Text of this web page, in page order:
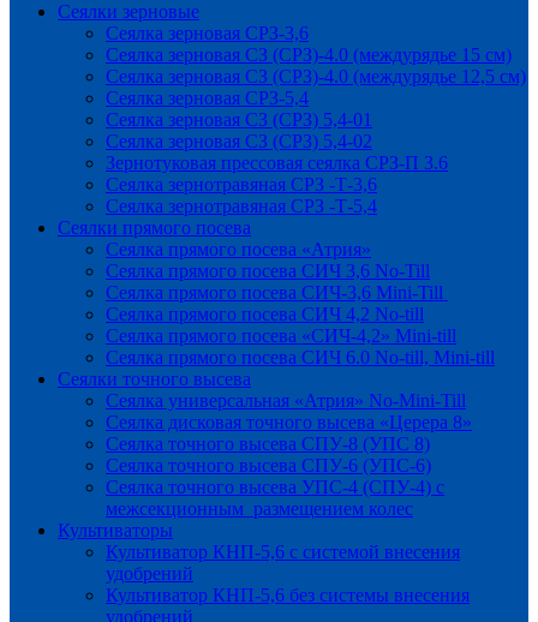
Сеялки зерновые
Сеялка зерновая СРЗ-3,6
Сеялка зерновая СЗ (СРЗ)-4.0 (междурядье 15 см)
Сеялка зерновая СЗ (СРЗ)-4.0 (междурядье 12,5 см)
Сеялка зерновая СРЗ-5,4
Сеялка зерновая СЗ (СРЗ) 5,4-01
Сеялка зерновая СЗ (СРЗ) 5,4-02
Зернотуковая прессовая сеялка СРЗ-П 3.6
Сеялка зернотравяная СРЗ -Т-3,6
Сеялка зернотравяная СРЗ -Т-5,4
Сеялки прямого посева
Сеялка прямого посева «Атрия»
Сеялка прямого посева СИЧ 3,6 No-Till
Сеялка прямого посева СИЧ-3,6 Mini-Till
Сеялка прямого посева СИЧ 4,2 No-till
Сеялка прямого посева «СИЧ-4,2» Mini-till
Сеялка прямого посева СИЧ 6.0 No-till, Mini-till
Сеялки точного высева
Сеялка универсальная «Атрия» No-Mini-Till
Сеялка дисковая точного высева «Церера 8»
Сеялка точного высева СПУ-8 (УПС 8)
Сеялка точного высева СПУ-6 (УПС-6)
Сеялка точного высева УПС-4 (СПУ-4) с
межсекционным размещением колес
Культиваторы
Культиватор КНП-5,6 с системой внесения
удобрений
Культиватор КНП-5,6 без системы внесения
удобрений